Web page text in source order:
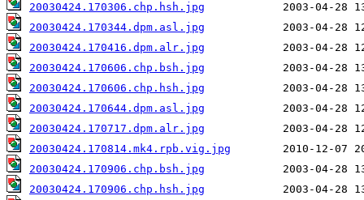
20030424.170306.chp.hsh.jpg
20030424.170344.dpm.asl.jpg
20030424.170416.dpm.alr.jpg
20030424.170606.chp.bsh.jpg
20030424.170606.chp.hsh.jpg
20030424.170644.dpm.asl.jpg
20030424.170717.dpm.alr.jpg
20030424.170814.mk4.rpb.vig.jpg
20030424.170906.chp.bsh.jpg
20030424.170906.chp.hsh.jpg